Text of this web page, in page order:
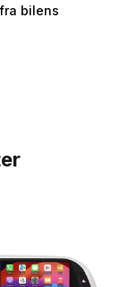
bilens